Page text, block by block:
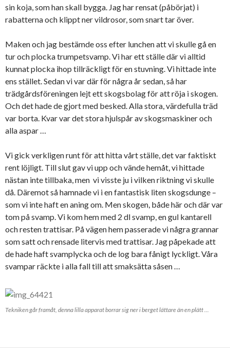
sin koja, som han skall bygga. Jag har rensat (påbörjat) i
rabatterna och klippt ner vildrosor, som snart tar över.
Maken och jag bestämde oss efter lunchen att vi skulle gå en
tur och plocka trumpetsvamp. Vi har ett ställe där vi alltid
kunnat plocka ihop tillräckligt för en stuvning. Vi hittade inte
ens stället. Sedan vi var där för några år sedan, så har
trädgårdsföreningen lejt ett skogsbolag för att röja i skogen.
Och det hade de gjort med besked. Alla stora, värdefulla träd
var borta. Kvar var det stora hjulspår av skogsmaskiner och
alla aspar …
Vi gick verkligen runt för att hitta vårt ställe, det var faktiskt
rent löjligt. Till slut gav vi upp och vände hemåt, vi hittade
nästan inte tillbaka, men vi visste ju i vilken riktning vi skulle
då. Däremot så hamnade vi i en fantastisk liten skogsdunge –
som vi inte haft en aning om. Men skogen, både här och där var
tom på svamp. Vi kom hem med 2 dl svamp, en gul kantarell
och resten trattisar. På vägen hem passerade vi några grannar
som satt och rensade litervis med trattisar. Jag påpekade att
de hade haft svamplycka och de log bara fånigt lyckligt. Våra
svampar räckte i alla fall till att smaksätta såsen …
Tekniken går framåt, denna lilla apparat borrar sig ner i berget lättare än en plätt ...